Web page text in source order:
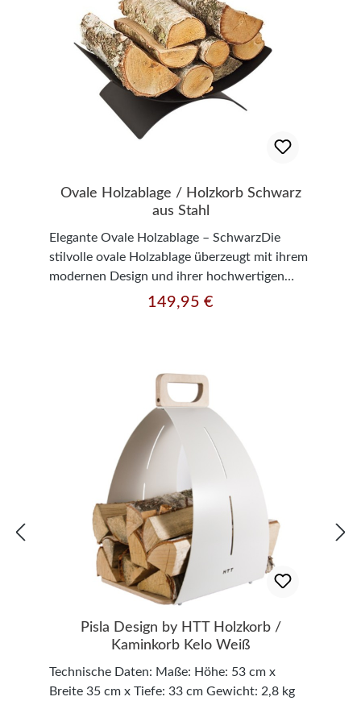
Ovale Holzablage / Holzkorb Schwarz
aus Stahl
Elegante Ovale Holzablage – SchwarzDie
stilvolle ovale Holzablage überzeugt mit ihrem
modernen Design und ihrer hochwertigen
Verarbeitung. Gefertigt aus robustem Stahl
Größe macht sie besonders platzsparend und
vielseitig einsetzbar.Eigenschaften & Vorteile:
Modernes Design – Zeitlose ovale Form in
edlem Schwarz Hochwertiges Material –
Stabiler Stahl mit widerstandsfähiger
Pulverbeschichtung Platzsparend & praktisch
– Perfekte Ergänzung für Ihren Kaminbereich
Leicht & robust – Langlebig und einfach zu
transportierenTechnische Details: Gewicht: 6
kg Maße: H 17,3 cm × B 44,5 cm × T 28 cm
Material: Pulverbeschichteter StahlWeitere
detaillierte Maße finden Sie in der
Regulärer Preis:
149,95 €
Pisla Design by HTT Holzkorb /
Kaminkorb Kelo Weiß
Technische Daten: Maße: Höhe: 53 cm x
Breite 35 cm x Tiefe: 33 cm Gewicht: 2,8 kg